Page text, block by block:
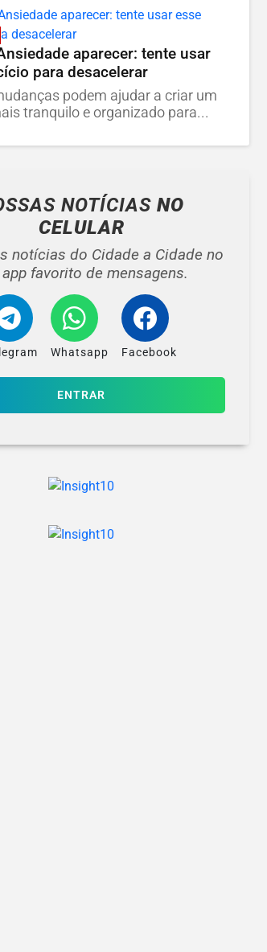
aparecer: tente usar
para desacelerar
podem ajudar a criar um
tranquilo e organizado para...
NOTÍCIASNO
CELULAR
notícias do Cidade a Cidade no
favorito de mensagens.
Whatsapp Facebook
ENTRAR